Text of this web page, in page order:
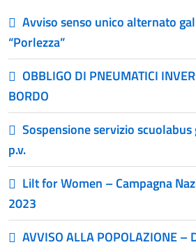
Avviso senso unico alternato
“Porlezza”
OBBLIGO DI PNEUMATICI
BORDO
Sospensione servizio
p.v.
Lilt for Women – Campagna
2023
AVVISO ALLA POPOLAZIONE –